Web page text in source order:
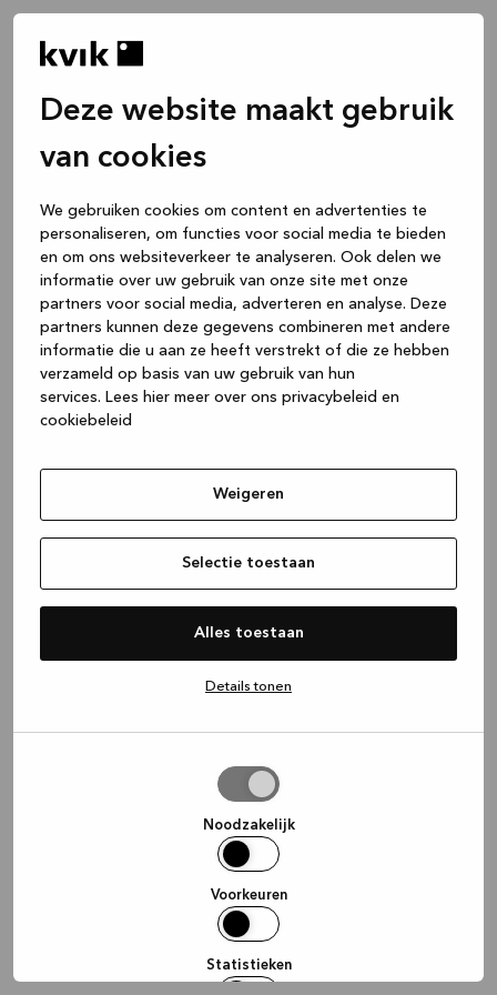
Deze website maakt gebruik
van cookies
We gebruiken cookies om content en advertenties te
personaliseren, om functies voor social media te bieden
en om ons websiteverkeer te analyseren. Ook delen we
informatie over uw gebruik van onze site met onze
partners voor social media, adverteren en analyse. Deze
partners kunnen deze gegevens combineren met andere
informatie die u aan ze heeft verstrekt of die ze hebben
verzameld op basis van uw gebruik van hun
services. Lees hier meer over ons privacybeleid en
cookiebeleid
Weigeren
Selectie toestaan
Alles toestaan
Details tonen
Noodzakelijk
Voorkeuren
Statistieken
(see the browser console for more
information).